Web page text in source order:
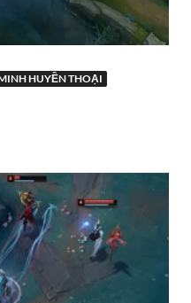
HUYỀN THOẠI